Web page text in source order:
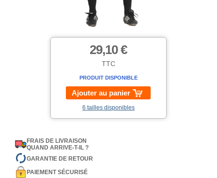
29,10 €
TTC
PRODUIT DISPONIBLE
Ajouter au panier
6 tailles disponibles
FRAIS DE LIVRAISON
QUAND ARRIVE-T-IL ?
GARANTIE DE RETOUR
PAIEMENT SÉCURISÉ